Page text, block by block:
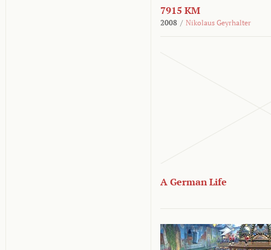
7915 KM
2008 / Nikolaus Geyrhalter
A German Life